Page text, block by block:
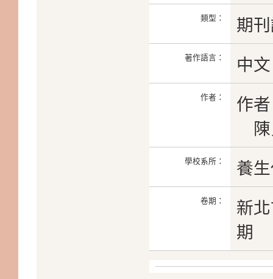
類型： 期
著作語言： 中文
作者：
作
陳
學校系所： 養
卷期：
新
期